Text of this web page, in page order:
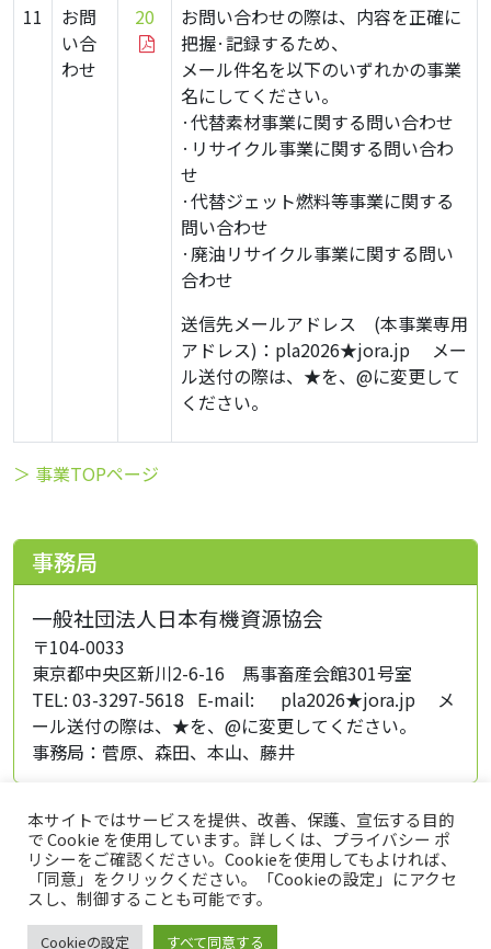
11
お問
い合
わせ
20
お問い合わせの際は、内容を正確に
把握·記録するため、
メール件名を以下のいずれかの事業
名にしてください。
·代替素材事業に関する問い合わせ
·リサイクル事業に関する問い合わ
せ
·代替ジェット燃料等事業に関する
問い合わせ
·廃油リサイクル事業に関する問い
合わせ
送信先メールアドレス (本事業専用
アドレス)：pla2026★jora.jp メー
ル送付の際は、★を、@に変更して
ください。
＞ 事業TOPページ
事務局
一般社団法人日本有機資源協会
〒104-0033
東京都中央区新川2-6-16 馬事畜産会館301号室
TEL: 03-3297-5618 E-mail: pla2026★jora.jp メ
ール送付の際は、★を、@に変更してください。
事務局：菅原、森田、本山、藤井
トップページ
プライバシーポリシー
このサイトについて
本サイトではサービスを提供、改善、保護、宣伝する目的
で Cookie を使用しています。詳しくは、プライバシー ポ
リシーをご確認ください。Cookieを使用してもよければ、
「同意」をクリックください。「Cookieの設定」にアクセ
スし、制御することも可能です。
Cookieの設定 すべて同意する